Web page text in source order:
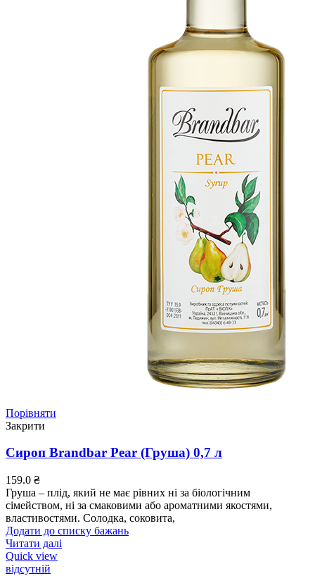
Порівняти
Закрити
Сироп Brandbar Pear (Груша) 0,7 л
159.0 ₴
Груша – плід, який не має рівних ні за біологічним
сімейством, ні за смаковими або ароматними якостями,
властивостями. Солодка, соковита,
Додати до списку бажань
Читати далі
Quick view
відсутній